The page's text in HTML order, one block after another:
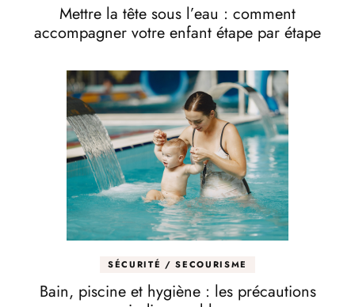
Mettre la tête sous l’eau : comment
accompagner votre enfant étape par étape
SÉCURITÉ / SECOURISME
Bain, piscine et hygiène : les précautions